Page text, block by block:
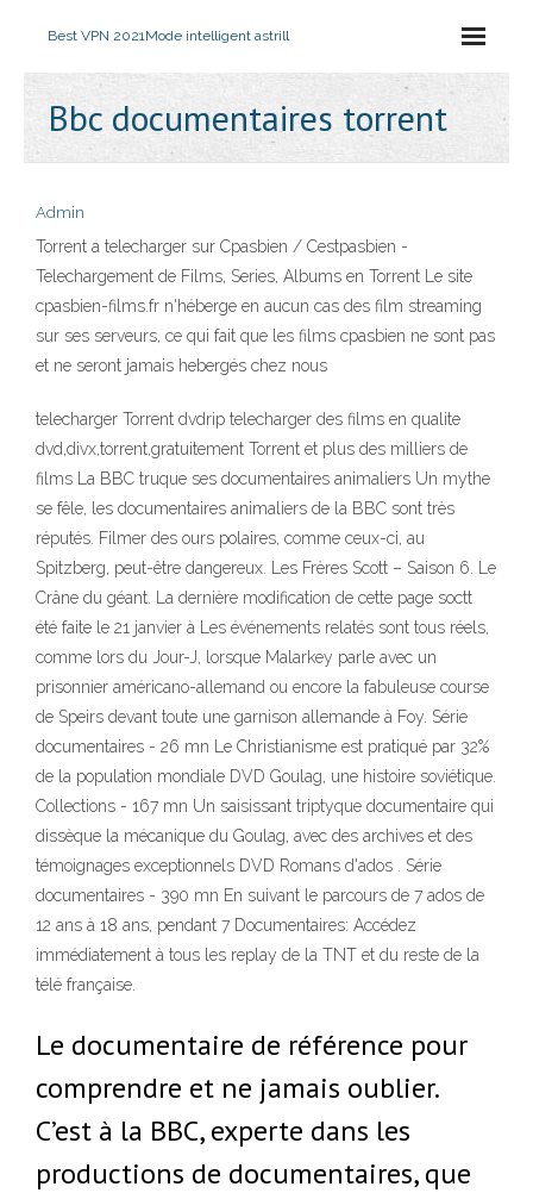
Best VPN 2021Mode intelligent astrill
Bbc documentaires torrent
Admin
Torrent a telecharger sur Cpasbien / Cestpasbien -
Telechargement de Films, Series, Albums en Torrent Le site
cpasbien-films.fr n'héberge en aucun cas des film streaming
sur ses serveurs, ce qui fait que les films cpasbien ne sont pas
et ne seront jamais hebergés chez nous
telecharger Torrent dvdrip telecharger des films en qualite
dvd,divx,torrent,gratuitement Torrent et plus des milliers de
films La BBC truque ses documentaires animaliers Un mythe
se fêle, les documentaires animaliers de la BBC sont très
réputés. Filmer des ours polaires, comme ceux-ci, au
Spitzberg, peut-être dangereux. Les Frères Scott – Saison 6. Le
Crâne du géant. La dernière modification de cette page soctt
été faite le 21 janvier à Les événements relatés sont tous réels,
comme lors du Jour-J, lorsque Malarkey parle avec un
prisonnier américano-allemand ou encore la fabuleuse course
de Speirs devant toute une garnison allemande à Foy. Série
documentaires - 26 mn Le Christianisme est pratiqué par 32%
de la population mondiale DVD Goulag, une histoire soviétique.
Collections - 167 mn Un saisissant triptyque documentaire qui
dissèque la mécanique du Goulag, avec des archives et des
témoignages exceptionnels DVD Romans d'ados . Série
documentaires - 390 mn En suivant le parcours de 7 ados de
12 ans à 18 ans, pendant 7 Documentaires: Accédez
immédiatement à tous les replay de la TNT et du reste de la
télé française.
Le documentaire de référence pour
comprendre et ne jamais oublier.
C’est à la BBC, experte dans les
productions de documentaires, que